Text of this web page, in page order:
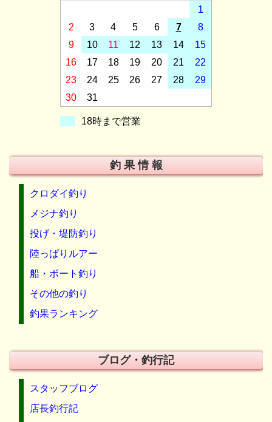
1
2
3 4 5 6 7
8
9
10 11 12 13 14
15
16
17 18 19 20 21
22
23
24 25 26 27 28
29
30
31
18時まで営業
釣 果 情 報
クロダイ釣り
メジナ釣り
投げ・堤防釣り
陸っぱりルアー
船・ボート釣り
その他の釣り
釣果ランキング
ブログ・釣行記
スタッフブログ
店長釣行記